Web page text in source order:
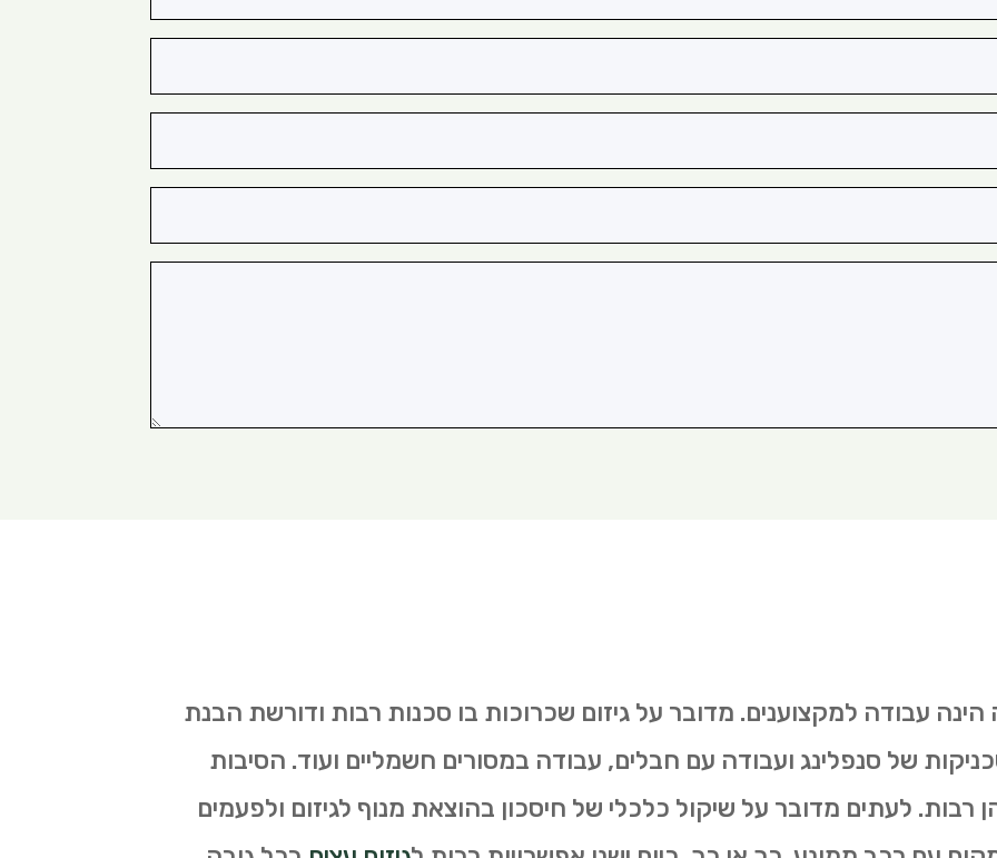
הינה עבודה למקצוענים. מדובר על גיזום שכרוכות בו סכנות רבות ודורשת הבנת
של סנפלינג ועבודה עם חבלים, עבודה במסורים חשמליים ועוד. הסיבות
רבות. לעתים מדובר על שיקול כלכלי של חיסכון בהוצאת מנוף לגיזום ולפעמים